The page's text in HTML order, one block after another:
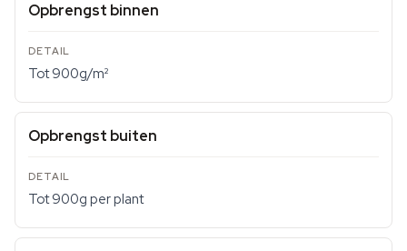
Opbrengst binnen
Tot 900g/m²
Opbrengst buiten
Tot 900g per plant